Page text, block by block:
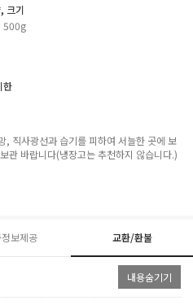
크기
500g
한
, 직사광선과 습기를 피하여 서늘한 곳에 보
관 바랍니다(냉장고는 추천하지 않습니다.)
보제공 교환/환불
내용숨기기